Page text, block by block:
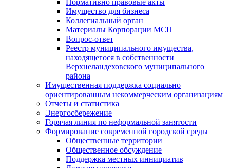
Нормативно правовые акты
Имущество для бизнеса
Коллегиальный орган
Материалы Корпорации МСП
Вопрос-ответ
Реестр муниципального имущества,
находящегося в собственности
Верхнеландеховского муниципального
района
Имущественная поддержка социально
ориентированным некоммерческим организациям
Отчеты и статистика
Энергосбережение
Горячая линия по неформальной занятости
Формирование современной городской среды
Общественные территории
Общественное обсуждение
Поддержка местных иннициатив